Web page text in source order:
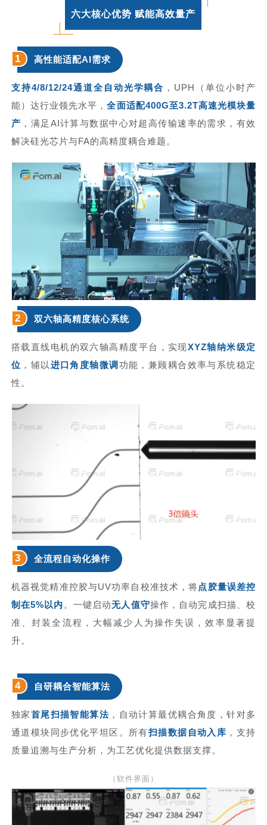
六大核心优势 赋能高效量产
1 高性能适配AI需求
支持4/8/12/24通道全自动光学耦合 ， UPH（单位小时产
能）达行业领先水平，全面适配400G至3.2T高速光模块量
产 ，满足AI计算与数据中心对超高传输速率的需求，有效
解决硅光芯片与FA的高精度耦合难题。
2 双六轴高精度核心系统
搭载直线电机的双六轴高精度平台，实现XYZ轴纳米级定
位 ，辅以 进口角度轴微调 功能，兼顾耦合效率与系统稳定
性。
3 全流程自动化操作
机器视觉精准控胶与UV功率自校准技术，将点胶量误差控
制在5%以内。 一键启动无人值守操作，自动完成扫描、校
准、封装全流程，大幅减少人为操作失误，效率显著提
升。
4 自研耦合智能算法
独家首尾扫描智能算法 ， 自动计算最优耦合角度，针对多
通道模块同步优化平坦区。所有扫描数据自动入库 ，支持
质量追溯与生产分析，为工艺优化提供数据支撑。
（软件界面）